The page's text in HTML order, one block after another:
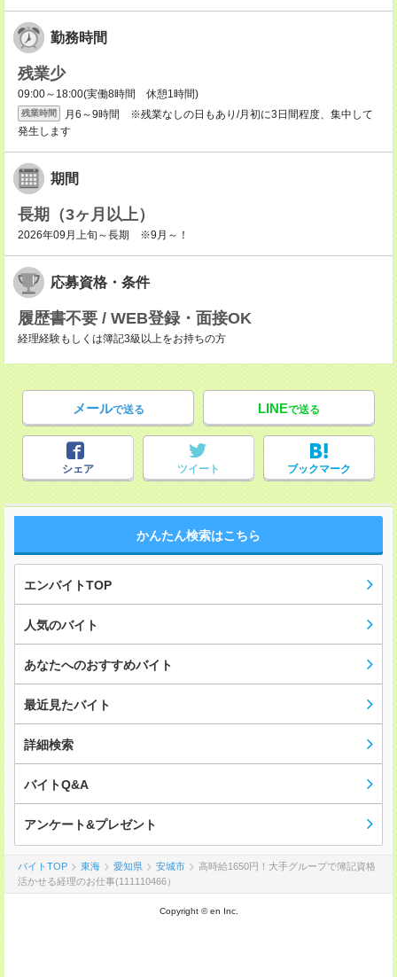
勤務時間
残業少
09:00～18:00(実働8時間 休憩1時間)
残業時間
月6～9時間 ※残業なしの日もあり/月初に3日間程度、集中して
発生します
期間
長期（3ヶ月以上）
2026年09月上旬～長期 ※9月～！
応募資格・条件
履歴書不要 / WEB登録・面接OK
経理経験もしくは簿記3級以上をお持ちの方
メールで送る LINEで送る
シェア ツイート ブックマーク
かんたん検索はこちら
エンバイトTOP
人気のバイト
あなたへのおすすめバイト
最近見たバイト
詳細検索
バイトQ&A
アンケート&プレゼント
バイトTOP 東海 愛知県 安城市
高時給1650円！大手グループで簿記資格
活かせる経理のお仕事(111110466）
Copyright © en Inc.